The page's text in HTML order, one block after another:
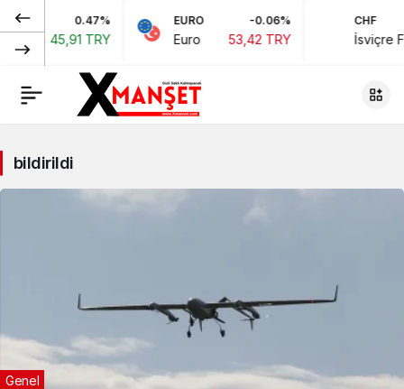
0.47%
TRY
EURO -0.06%
Euro 53,42 TRY İsviçre Frangı
bildirildi
Genel